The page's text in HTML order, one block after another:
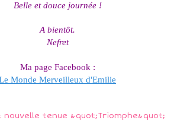
Belle et douce journée !
A bientôt.
Nefret
Ma page Facebook :
Monde Merveilleux d'Emilie